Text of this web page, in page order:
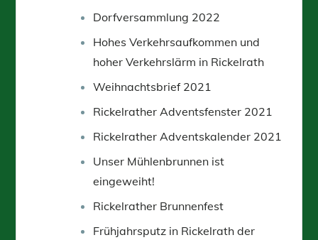
Dorfversammlung 2022
Hohes Verkehrsaufkommen und
hoher Verkehrslärm in Rickelrath
Weihnachtsbrief 2021
Rickelrather Adventsfenster 2021
Rickelrather Adventskalender 2021
Unser Mühlenbrunnen ist
eingeweiht!
Rickelrather Brunnenfest
Frühjahrsputz in Rickelrath der